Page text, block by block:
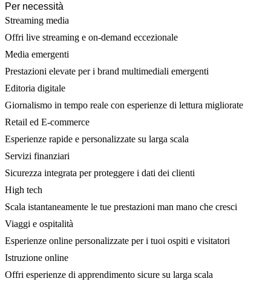
Per necessità
Streaming media
Offri live streaming e on-demand eccezionale
Media emergenti
Prestazioni elevate per i brand multimediali emergenti
Editoria digitale
Giornalismo in tempo reale con esperienze di lettura migliorate
Retail ed E-commerce
Esperienze rapide e personalizzate su larga scala
Servizi finanziari
Sicurezza integrata per proteggere i dati dei clienti
High tech
Scala istantaneamente le tue prestazioni man mano che cresci
Viaggi e ospitalità
Esperienze online personalizzate per i tuoi ospiti e visitatori
Istruzione online
Offri esperienze di apprendimento sicure su larga scala